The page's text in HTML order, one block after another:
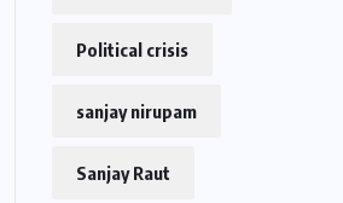
Political crisis
sanjay nirupam
Sanjay Raut